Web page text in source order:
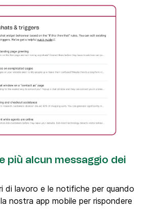
più alcun messaggio dei
di lavoro e le notifiche per quando
nostra app mobile per rispondere